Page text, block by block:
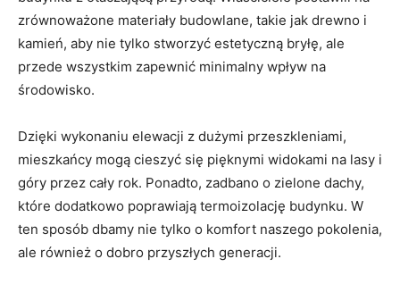
zrównoważone materiały budowlane, takie‌ jak drewno⁣ i​
kamień,‌ aby nie⁢ tylko stworzyć estetyczną ‌bryłę, ale ​
przede⁤ wszystkim zapewnić minimalny wpływ na​
środowisko.
Dzięki‍ wykonaniu elewacji z dużymi przeszkleniami,
mieszkańcy mogą cieszyć się⁤ pięknymi widokami na ⁤lasy i
góry ‍przez cały ‌rok. ⁤Ponadto,​ zadbano ⁣o zielone dachy,
które dodatkowo poprawiają termoizolację⁢ budynku. ​W
ten sposób dbamy nie‌ tylko o ⁣komfort naszego pokolenia,
ale również o dobro ​przyszłych generacji.